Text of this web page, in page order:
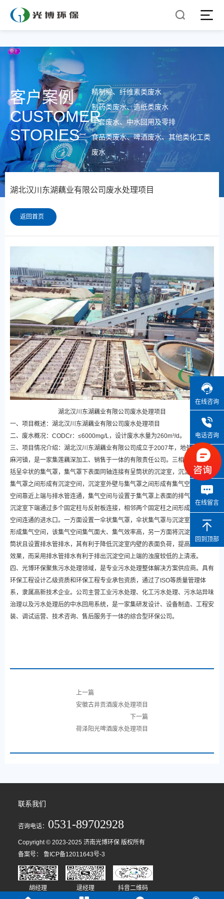
客户案例
CUSTOMER
STORIES
精制棉、纤维素类废水
制药类废水、造纸类废水
手套废水、中水回用及零排
食品类废水、啤酒废水、其他类化工类
废水
湖北汉川东湖藕业有限公司废水处理项目
返回首页
湖北汉川东湖藕业有限公司废水处理项目
一、项目概述：湖北汉川东湖藕业有限公司废水处理项目
二、废水概况：CODCr：≤6000mg/L，设计废水水量为260m³/d。
三、项目情况介绍：湖北汉川东湖藕业有限公司成立于2007年，地处汉川市
麻河镇，是一家集莲藕深加工、销售于一体的有限责任公司。三相分离器，包
括呈伞状的集气罩，集气罩下表面同轴连接有呈筒状的沉淀室，沉淀室内壁与
集气罩之间形成有沉淀空间，沉淀室外壁与集气罩之间形成有集气空间，沉淀
空间靠近上端与排水管连通，集气空间与设置于集气罩上表面的排气室连通;
沉淀室下端通过多个固定柱与反射板连接，相邻两个固定柱之间形成有与沉淀
空间连通的进水口。一方面设置一伞状集气罩，伞状集气罩与沉淀室外壁之间
形成集气空间，该集气空间集气面大、集气效率高，另一方面将沉淀室设置呈
筒状且设置排水管排水，其有利于降低沉淀室内壁的表面负荷，提高固液分离
效果，而采用排水管排水有利于排出沉淀空间上端的浊度较低的上清液。
四、光博环保聚焦污水处理领域，是专业污水处理整体解决方案供应商。具有
环保工程设计乙级资质和环保工程专业承包资质，通过了ISO等质量管理体
系，隶属高新技术企业。公司主营工业污水处理、化工污水处理、污水站异味
治理以及污水处理后的中水回用系统，是一家集研发设计、设备制造、工程安
装、调试运营、技术咨询、售后服务于一体的综合型环保公司。
上一篇
安徽古井贡酒废水处理项目
下一篇
荷泽阳光啤酒废水处理项目
联系我们
咨询电话： 0531-89702928
Copyright © 2023-2025 济南光博环保 版权所有
备案号：鲁ICP备12011643号-3
胡经理 逯经理 抖音二维码
在线咨询
电话咨询
微信咨询
在线留言
回到顶部